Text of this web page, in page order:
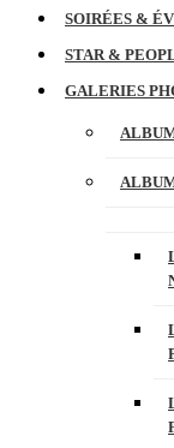
SOIRÉES &
STAR &
GALERIES